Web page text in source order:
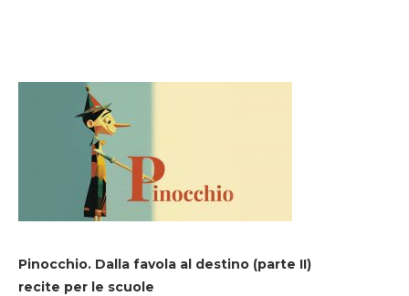
Pinocchio. Dalla favola al destino (parte II)
recite per le scuole